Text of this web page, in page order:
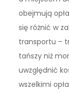
obejmują
się różnić w
transportu –
tańszy niż
uwzględnić
wszelkimi